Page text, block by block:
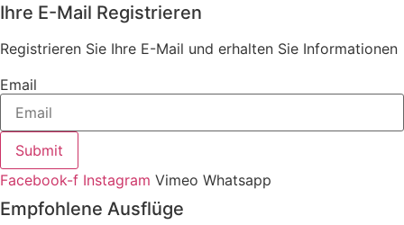
Ihre E-Mail Registrieren
Registrieren Sie Ihre E-Mail und erhalten Sie Informationen
Email
Submit
Facebook-f Instagram Vimeo Whatsapp
Empfohlene Ausflüge